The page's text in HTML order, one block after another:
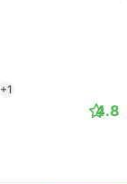
+1
4.8